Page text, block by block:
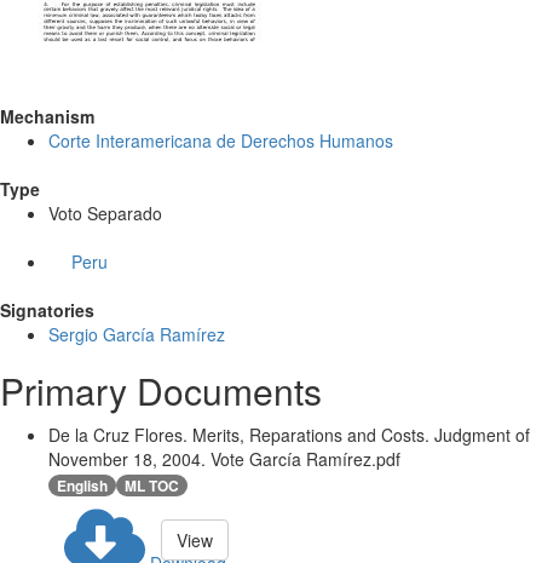
Mechanism
Corte Interamericana de Derechos Humanos
Type
Voto Separado
Peru
Signatories
Sergio García Ramírez
Primary Documents
De la Cruz Flores. Merits, Reparations and Costs. Judgment of
November 18, 2004. Vote García Ramírez.pdf
English ML TOC
View